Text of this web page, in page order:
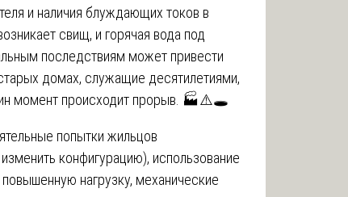
и наличия блуждающих токов в
свищ, и горячая вода под
последствиям может привести
домах, служащие десятилетиями,
момент происходит прорыв. 🏭⚠️🕳️
попытки жильцов
конфигурацию), использование
нагрузку, механические